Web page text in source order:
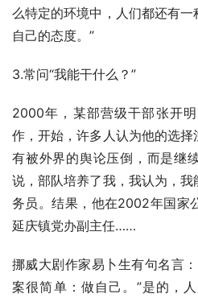
么特定的环境中，人们都还有
自己的态度。”
3.常问“我能干什么？”
2000年，某部营级干部张开
作，开始，许多人认为他的选
有被外界的舆论压倒，而是继
说，部队培养了我，我认为，
务员。结果，他在2002年国家
延庆镇党办副主任……
挪威大剧作家易卜生有句名言
案很简单：做自己。”是的，